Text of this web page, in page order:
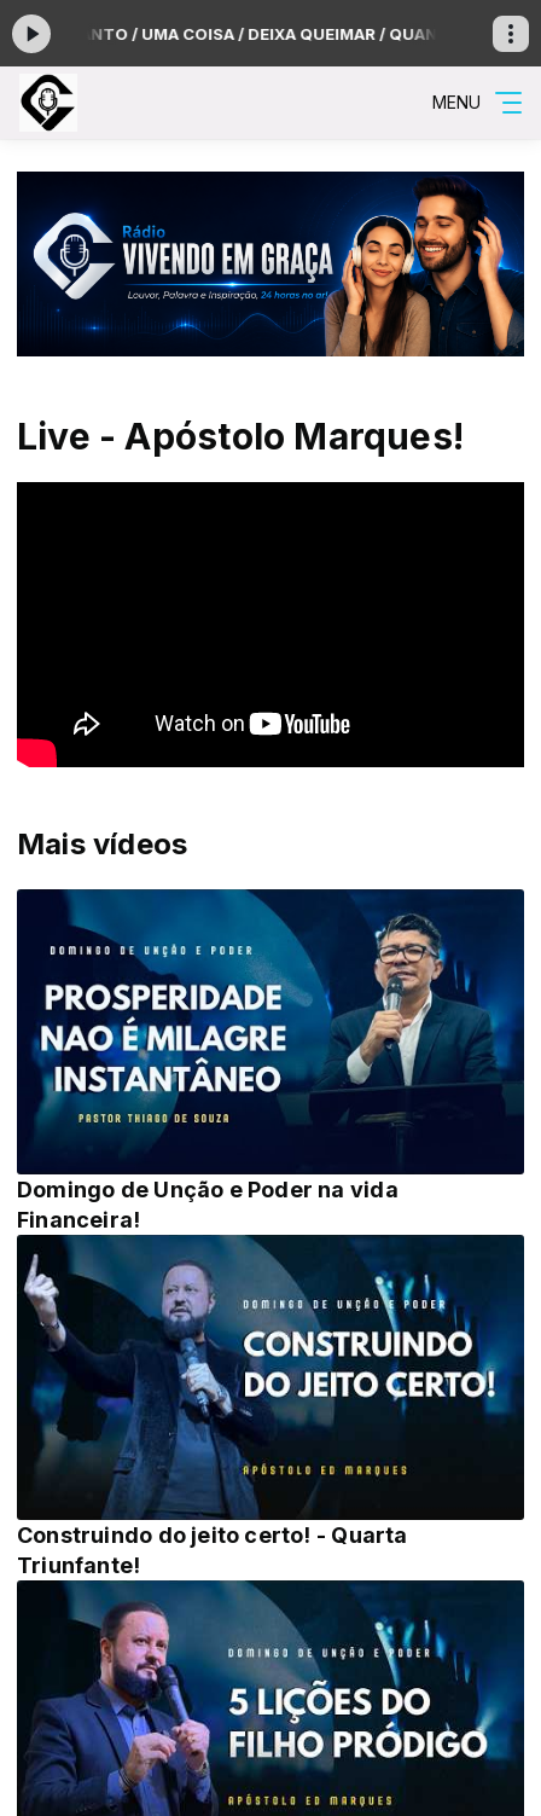
SANTO / UMA COISA / DEIXA QUEIMAR / QUANDO ELE VEM -
MENU
Live - Apóstolo Marques!
Mais vídeos
Domingo de Unção e Poder na vida
Financeira!
Construindo do jeito certo! - Quarta
Triunfante!